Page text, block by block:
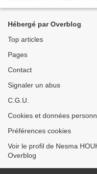
Hébergé par Overblog
Top articles
Pages
Contact
Signaler un abus
C.G.U.
Cookies et données
Préférences cookies
Voir le profil de Nesma
Overblog